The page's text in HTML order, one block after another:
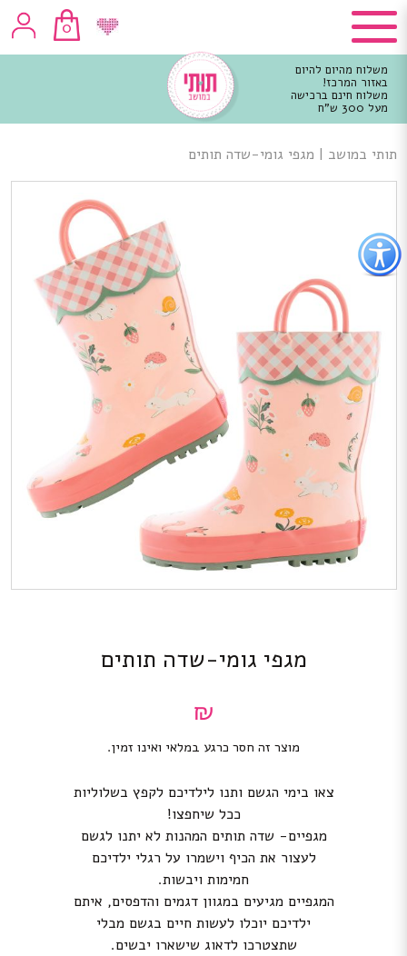
כפתור
לפתיחת
תפריט
נגישות
0
משלוח מהיום להיום
באזור המרכז!
משלוח חינם ברכישה
מעל 300 ש"ח
מרכזי
תותי במושב | מגפי גומי-שדה תותים
מגפי גומי-שדה תותים
₪
מוצר זה חסר כרגע במלאי ואינו זמין.
צאו בימי הגשם ותנו לילדיכם לקפץ בשלוליות
ככל שיחפצו!
מגפיים- שדה תותים המהנות לא יתנו לגשם
לעצור את הכיף וישמרו על רגלי ילדיכם
חמימות ויבשות.
המגפיים מגיעים במגוון דגמים והדפסים, איתם
ילדיכם יוכלו לעשות חיים בגשם מבלי
שתצטרכו לדאוג שישארו יבשים.